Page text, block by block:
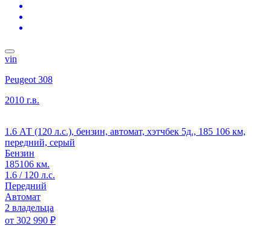
vin
Peugeot 308
2010 г.в.
1.6 АТ (120 л.с.), бензин, автомат, хэтчбек 5д., 185 106 км,
передний, серый
Бензин
185106 км.
1.6 / 120 л.с.
Передний
Автомат
2 владельца
от 302 990 ₽